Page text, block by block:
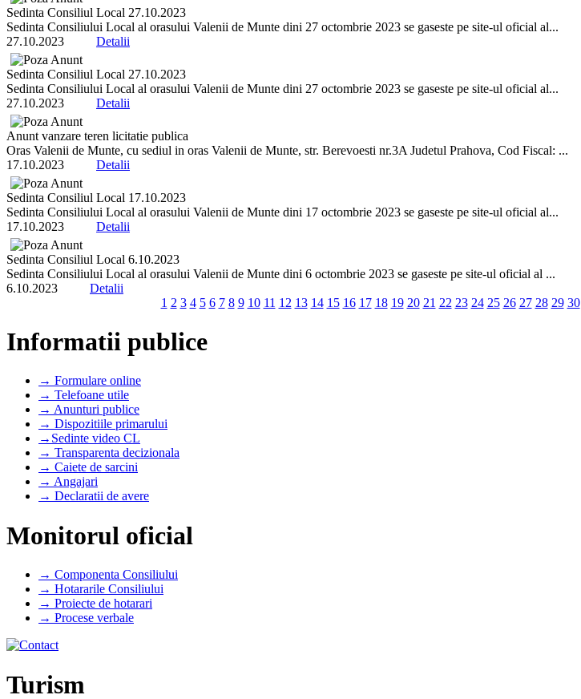
Sedinta Consiliul Local 27.10.2023
Sedinta Consiliului Local al orasului Valenii de Munte dini 27 octombrie 2023 se gaseste pe site-ul oficial al...
27.10.2023 Detalii
Sedinta Consiliul Local 27.10.2023
Sedinta Consiliului Local al orasului Valenii de Munte dini 27 octombrie 2023 se gaseste pe site-ul oficial al...
27.10.2023 Detalii
Anunt vanzare teren licitatie publica
Oras Valenii de Munte, cu sediul in oras Valenii de Munte, str. Berevoesti nr.3A Judetul Prahova, Cod Fiscal: ...
17.10.2023 Detalii
Sedinta Consiliul Local 17.10.2023
Sedinta Consiliului Local al orasului Valenii de Munte dini 17 octombrie 2023 se gaseste pe site-ul oficial al...
17.10.2023 Detalii
Sedinta Consiliul Local 6.10.2023
Sedinta Consiliului Local al orasului Valenii de Munte dini 6 octombrie 2023 se gaseste pe site-ul oficial al ...
6.10.2023 Detalii
1 2 3 4 5 6 7 8 9 10 11 12 13 14 15 16 17 18 19 20 21 22 23 24 25 26 27 28 29 30
Informatii publice
→ Formulare online
→ Telefoane utile
→ Anunturi publice
→ Dispozitiile primarului
→Sedinte video CL
→ Transparenta decizionala
→ Caiete de sarcini
→ Angajari
→ Declaratii de avere
Monitorul oficial
→ Componenta Consiliului
→ Hotararile Consiliului
→ Proiecte de hotarari
→ Procese verbale
Turism